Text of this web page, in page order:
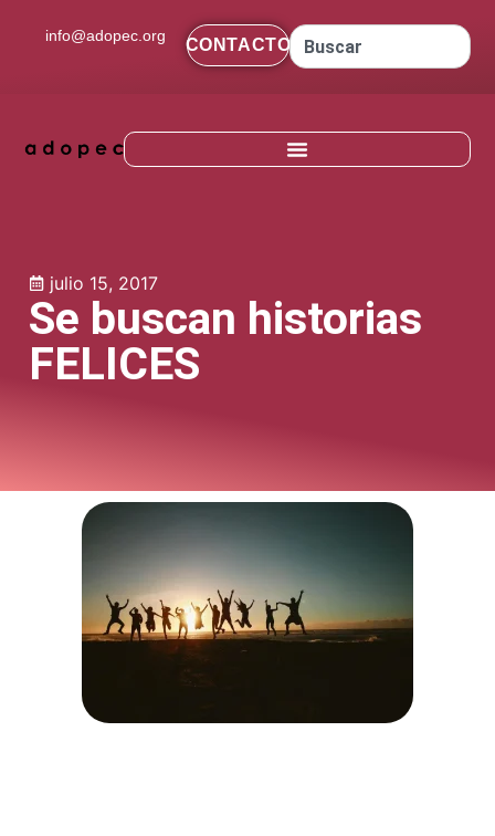
info@adopec.org CONTACTO
Se buscan historias
FELICES
julio 15, 2017